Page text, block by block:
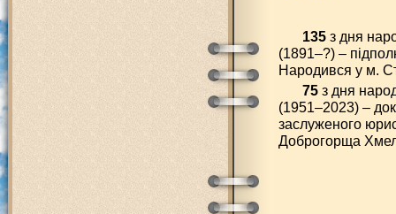
135з дня
(1891–?) –
Народився у м.
75з дня
(1951–2023) –
заслуженого
Доброгорща